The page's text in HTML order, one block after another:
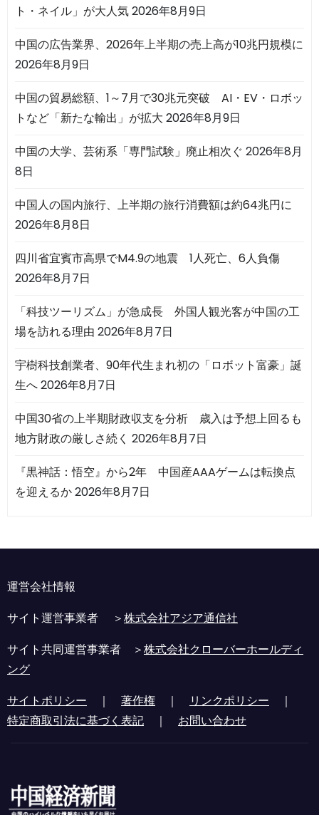
ト・ネイル」が大人気2026年8月9日
中国の広告業界、2026年上半期の売上高が10兆円規模に
2026年8月9日
中国の貿易総額、1～7月で30兆元突破 AI・EV・ロボッ
トなど「新たな輸出」が拡大 2026年8月9日
中国の大学、芸術系「専門試験」廃止相次ぐ 2026年8月
8日
中国人の国内旅行、上半期の旅行消費額は約64兆円に
2026年8月8日
四川省宜賓市高県でM4.9の地震 1人死亡、6人負傷
2026年8月7日
「科技ツーリズム」が急成長 外国人観光客が中国の工
場を訪れる理由 2026年8月7日
宇樹科技創業者、90年代生まれ初の「ロボット富豪」誕
生へ2026年8月7日
中国30省の上半期財政収支を分析 歳入は予想上回るも
地方財政の厳しさ続く 2026年8月7日
『黒神話：悟空』から2年 中国産AAAゲームは転換点
を迎えるか2026年8月7日
運営会社情報
サイト運営事業者 ＞株式会社アジア通信社
サイト共同運営事業者 ＞株式会社クローバーホールディ
ング
サイトポリシー ｜ 著作権 ｜ リンクポリシー ｜
特定商取引法に基づく表記 ｜ お問い合わせ